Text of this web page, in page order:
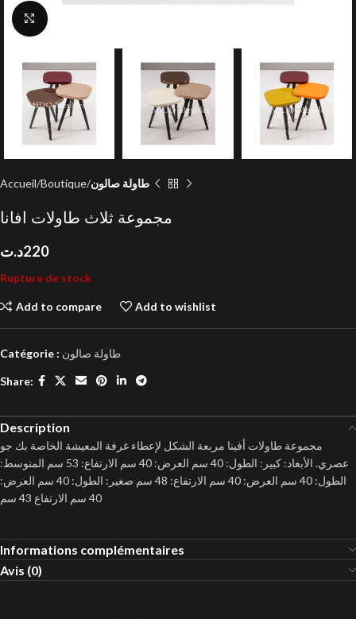
Click to enlarge
Accueil Boutique طاولة صالون
مجموعة ثلاث طاولات افانا
220د.ت
Rupture de stock
Add to compare Add to wishlist
Catégorie : طاولة صالون
Share:
Description
مجموعة طاولات أفينا مربعة الشكل لإعطاء غرفة المعيشة الخاصة بك جو
عصري. الأبعاد: كبير: الطول: 40 سم العرض: 40 سم الارتفاع: 53 سم المتوسط:
الطول: 40 سم العرض: 40 سم الارتفاع: 48 سم صغير: الطول: 40 سم العرض:
40 سم الارتفاع 43 سم
Informations complémentaires
Avis (0)